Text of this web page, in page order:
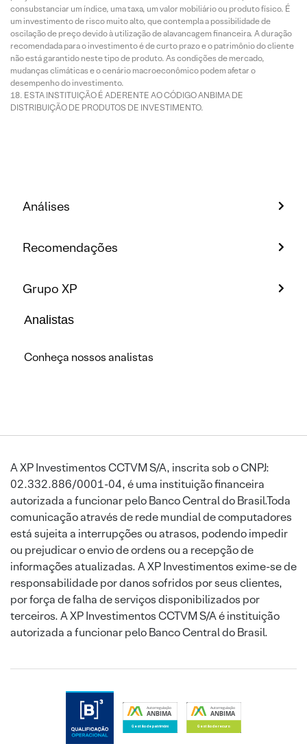
consubstanciar um índice, uma taxa, um valor mobiliário ou produto físico. É
um investimento de risco muito alto, que contempla a possibilidade de
oscilação de preço devido à utilização de alavancagem financeira. A duração
recomendada para o investimento é de curto prazo e o patrimônio do cliente
não está garantido neste tipo de produto. As condições de mercado,
mudanças climáticas e o cenário macroeconômico podem afetar o
desempenho do investimento.
ESTA INSTITUIÇÃO É ADERENTE AO CÓDIGO ANBIMA DE
DISTRIBUIÇÃO DE PRODUTOS DE INVESTIMENTO.
Análises
Recomendações
Grupo XP
Analistas
Conheça nossos analistas
A XP Investimentos CCTVM S/A, inscrita sob o CNPJ:
02.332.886/0001-04, é uma instituição financeira
autorizada a funcionar pelo Banco Central do Brasil.Toda
comunicação através de rede mundial de computadores
está sujeita a interrupções ou atrasos, podendo impedir
ou prejudicar o envio de ordens ou a recepção de
informações atualizadas. A XP Investimentos exime-se de
responsabilidade por danos sofridos por seus clientes,
por força de falha de serviços disponibilizados por
terceiros. A XP Investimentos CCTVM S/A é instituição
autorizada a funcionar pelo Banco Central do Brasil.